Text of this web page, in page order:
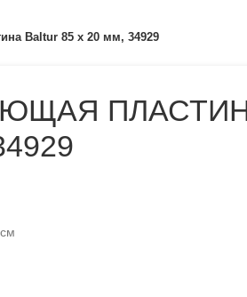
Baltur 85 x 20 мм, 34929